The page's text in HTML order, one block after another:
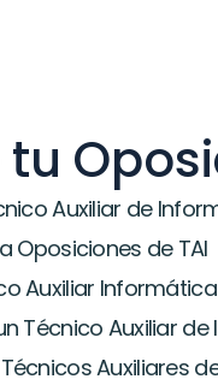
Auxiliar de
Oposiciones de TAI
Auxiliar
Técnico Auxiliar
Auxiliares